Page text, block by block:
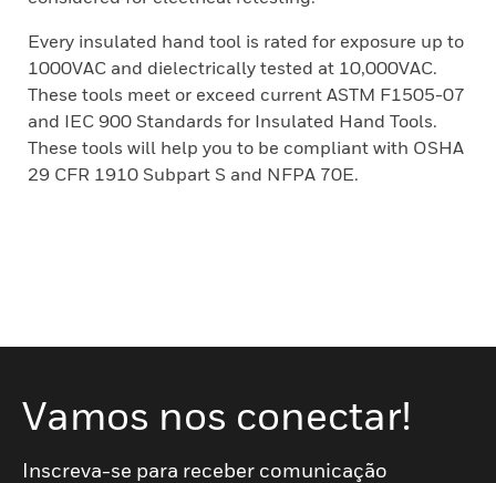
Every insulated hand tool is rated for exposure up to
1000VAC and dielectrically tested at 10,000VAC.
These tools meet or exceed current ASTM F1505-07
and IEC 900 Standards for Insulated Hand Tools.
These tools will help you to be compliant with OSHA
29 CFR 1910 Subpart S and NFPA 70E.
Vamos nos conectar!
Inscreva-se para receber comunicação